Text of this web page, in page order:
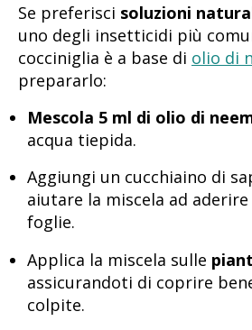
Se preferisci soluzioni
uno degli insetticidi più
cocciniglia è a base di olio di
prepararlo:
Mescola 5 ml di olio di
acqua tiepida.
Aggiungi un cucchiaino di
aiutare la miscela ad
foglie.
Applica la miscela sulle
assicurandoti di coprire
colpite.